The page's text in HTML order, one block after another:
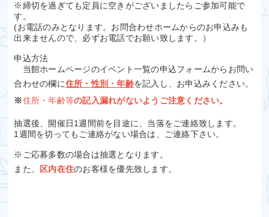
※締切を過ぎても定員に空きがございましたらご参加可能で
す。
(お電話のみとなります。お問合わせホームからのお申込みも
出来ませんので、必ずお電話でお願い致します。）
申込方法
当館ホームページのイベント一覧の申込フォームからお問い
合わせの欄に住所・性別・年齢を記入し、お申込みください。
※住所・年齢等の記入漏れがないようご注意ください。
抽選後、開催日1週間前を目途に、当落をご連絡致します。
1週間を切ってもご連絡がない場合は、ご連絡下さい。
※ご応募多数の場合は抽選となります。
また、
区内在住のお客様を優先致します。